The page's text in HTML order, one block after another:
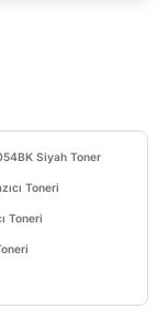
Siyah Toner
Toneri
Toneri